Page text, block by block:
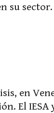
su sector.
en
El